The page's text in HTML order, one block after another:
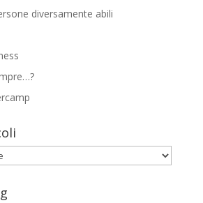
diversamente abili